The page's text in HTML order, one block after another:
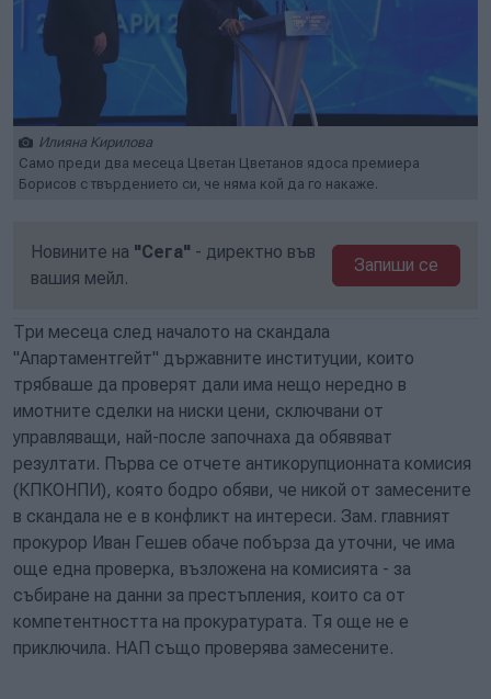
Илияна Кирилова
Само преди два месеца Цветан Цветанов ядоса премиера
Борисов с твърдението си, че няма кой да го накаже.
Новините на "Сега" - директно във
вашия мейл.
Запиши се
Три месеца след началото на скандала
"Апартаментгейт" държавните институции, които
трябваше да проверят дали има нещо нередно в
имотните сделки на ниски цени, сключвани от
управляващи, най-после започнаха да обявяват
резултати. Първа се отчете антикорупционната комисия
(КПКОНПИ), която бодро обяви, че никой от замесените
в скандала не е в конфликт на интереси. Зам. главният
прокурор Иван Гешев обаче побърза да уточни, че има
още една проверка, възложена на комисията - за
събиране на данни за престъпления, които са от
компетентността на прокуратурата. Тя още не е
приключила. НАП също проверява замесените.